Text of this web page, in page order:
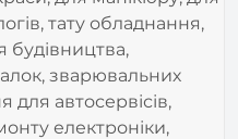
зварювальних
для автосервісів,
електроніки,